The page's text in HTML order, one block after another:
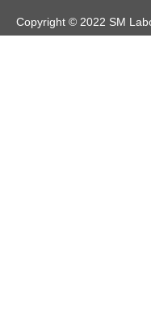
Copyright © 2022 SM